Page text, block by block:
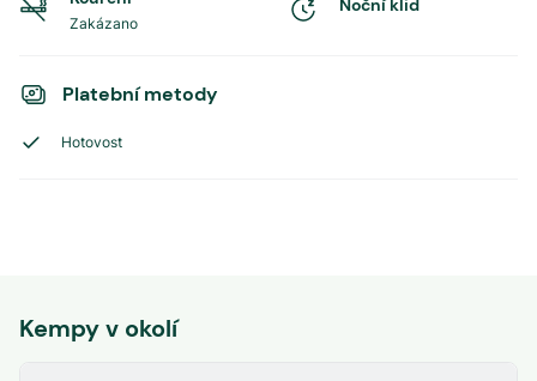
Zakázano
Noční klid
Platební metody
Hotovost
Kempy v okolí